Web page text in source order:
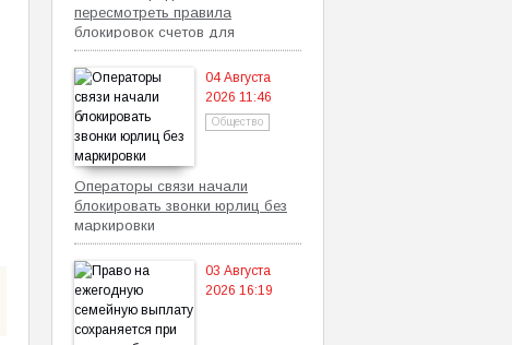
пересмотреть правила
блокировок счетов для
самозанятых
04 Августа
2026 11:46
Общество
Операторы связи начали
блокировать звонки юрлиц без
маркировки
03 Августа
2026 16:19